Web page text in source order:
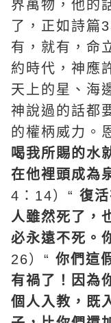
界萬物，他的
了，正如詩篇
有，就有，命
約時代，神應
天上的星、海
神說過的話都
的權柄威力。
喝我所賜的水
在他裡頭成為
4：14）“ 復
人雖然死了，
必永遠不死。
26）“ 你們這
有禍了！因為
個人入教，既